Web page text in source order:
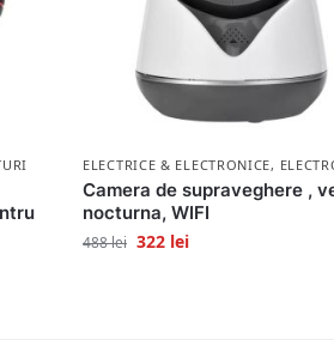
ELECTRICE & ELECTRONICE,
Camera de supraveghere ,
nocturna, WIFI
488lei 322 lei